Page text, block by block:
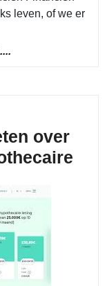
leven, of we er
over